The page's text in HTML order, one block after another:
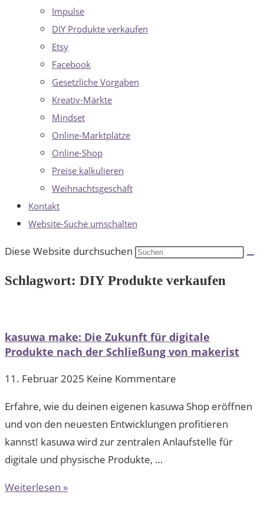
Impulse
DIY Produkte verkaufen
Etsy
Facebook
Gesetzliche Vorgaben
Kreativ-Märkte
Mindset
Online-Marktplätze
Online-Shop
Preise kalkulieren
Weihnachtsgeschäft
Kontakt
Website-Suche umschalten
Diese Website durchsuchen
Schlagwort: DIY Produkte verkaufen
kasuwa make: Die Zukunft für digitale
Produkte nach der Schließung von makerist
11. Februar 2025 Keine Kommentare
Erfahre, wie du deinen eigenen kasuwa Shop eröffnen
und von den neuesten Entwicklungen profitieren
kannst! kasuwa wird zur zentralen Anlaufstelle für
digitale und physische Produkte, …
Weiterlesen »